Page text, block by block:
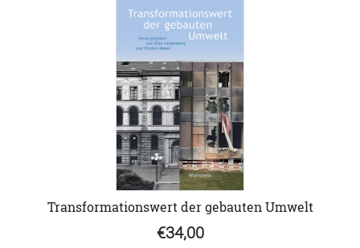
Transformationswert der gebauten Umwelt
€34,00